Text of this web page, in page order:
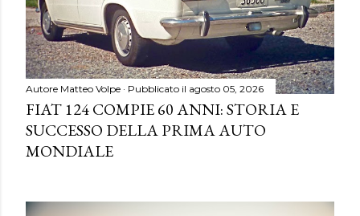
Autore Matteo Volpe Pubblicato il agosto 05, 2026
FIAT 124 COMPIE 60 ANNI: STORIA E
SUCCESSO DELLA PRIMA AUTO
MONDIALE